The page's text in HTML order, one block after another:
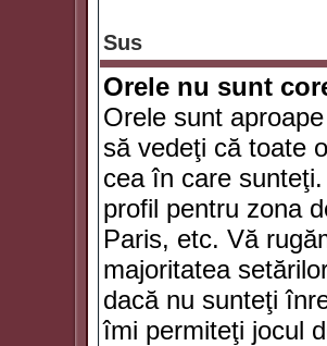
Sus
Orele nu sunt
Orele sunt
să vedeţi că toate
cea în care
profil pentru zona
Paris, etc. Vă
majoritatea
dacă nu sunteţi
îmi permiteţi jocul